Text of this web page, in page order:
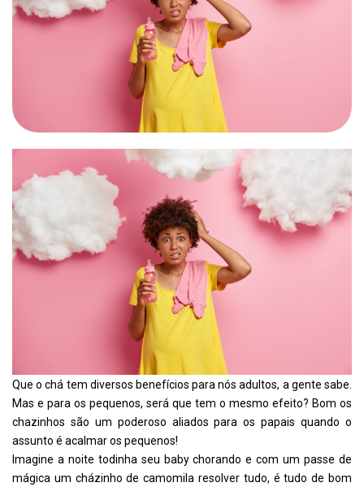
Que o chá tem diversos benefícios para nós adultos, a gente sabe.
Mas e para os pequenos, será que tem o mesmo efeito? Bom os
chazinhos são um poderoso aliados para os papais quando o
assunto é acalmar os pequenos!
Imagine a noite todinha seu baby chorando e com um passe de
mágica um cházinho de camomila resolver tudo, é tudo de bom